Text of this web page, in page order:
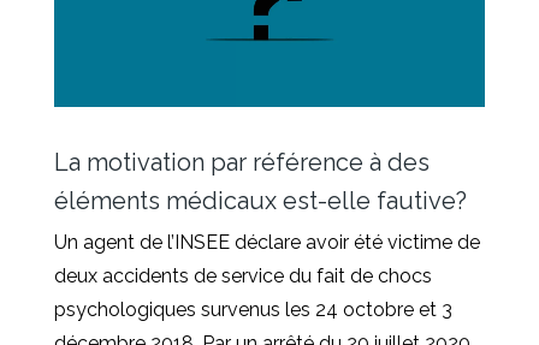
La motivation par référence à des
éléments médicaux est-elle fautive?
Un agent de l’INSEE déclare avoir été victime de
deux accidents de service du fait de chocs
psychologiques survenus les 24 octobre et 3